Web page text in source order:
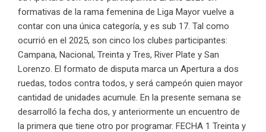
formativas de la rama femenina de Liga Mayor vuelve a
contar con una única categoría, y es sub 17. Tal como
ocurrió en el 2025, son cinco los clubes participantes:
Campana, Nacional, Treinta y Tres, River Plate y San
Lorenzo. El formato de disputa marca un Apertura a dos
ruedas, todos contra todos, y será campeón quien mayor
cantidad de unidades acumule. En la presente semana se
desarrolló la fecha dos, y anteriormente un encuentro de
la primera que tiene otro por programar. FECHA 1 Treinta y